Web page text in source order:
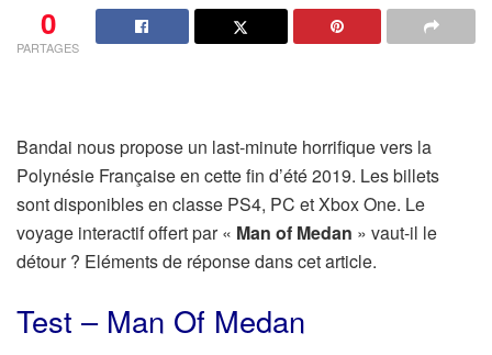
0
PARTAGES
Bandai nous propose un last-minute horrifique vers la
Polynésie Française en cette fin d’été 2019. Les billets
sont disponibles en classe PS4, PC et Xbox One. Le
voyage interactif offert par « Man of Medan » vaut-il le
détour ? Eléments de réponse dans cet article.
Test – Man Of Medan